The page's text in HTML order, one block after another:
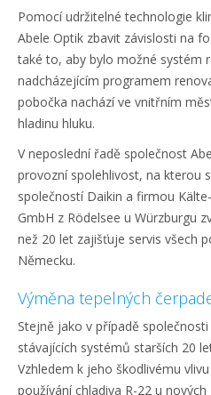
Pomocí udržitelné technologie
Abele Optik zbavit závislosti na
také to, aby bylo možné systém
nadcházejícím programem
pobočka nachází ve vnitřním
hladinu hluku.
V neposlední řadě společnost
provozní spolehlivost, na kterou
společností Daikin a firmou
GmbH z Rödelsee u Würzburgu
než 20 let zajišťuje servis všech
Německu.
Výměna tepelných
Stejně jako v případě
stávajících systémů starších 20
Vzhledem k jeho škodlivému
používání chladiva R-22 u